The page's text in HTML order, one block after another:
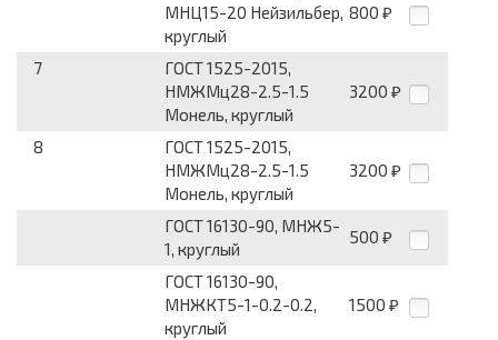
МНЦ15-20 Нейзильбер,
круглый
800 ₽
7
ГОСТ 1525-2015,
НМЖМц28-2.5-1.5
Монель, круглый
3200 ₽
8
ГОСТ 1525-2015,
НМЖМц28-2.5-1.5
Монель, круглый
3200 ₽
ГОСТ 16130-90, МНЖ5-
1, круглый
500 ₽
ГОСТ 16130-90,
МНЖКТ5-1-0.2-0.2,
круглый
1500 ₽